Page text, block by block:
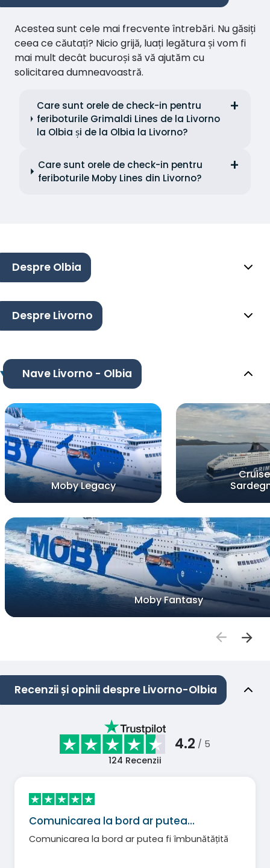
Acestea sunt cele mai frecvente întrebări. Nu găsiți
ceea ce căutați? Nicio grijă, luați legătura și vom fi
mai mult decât bucuroși să vă ajutăm cu
solicitarea dumneavoastră.
Care sunt orele de check-in pentru
feriboturile Grimaldi Lines de la Livorno
la Olbia și de la Olbia la Livorno?
Care sunt orele de check-in pentru
feriboturile Moby Lines din Livorno?
Despre Olbia
Despre Livorno
Nave Livorno - Olbia
Moby Legacy
Cruise
Moby Fantasy
Recenzii și opinii despre Livorno-Olbia
4.2 / 5
124 Recenzii
Comunicarea la bord ar putea…
Comunicarea la bord ar putea fi îmbunătățită